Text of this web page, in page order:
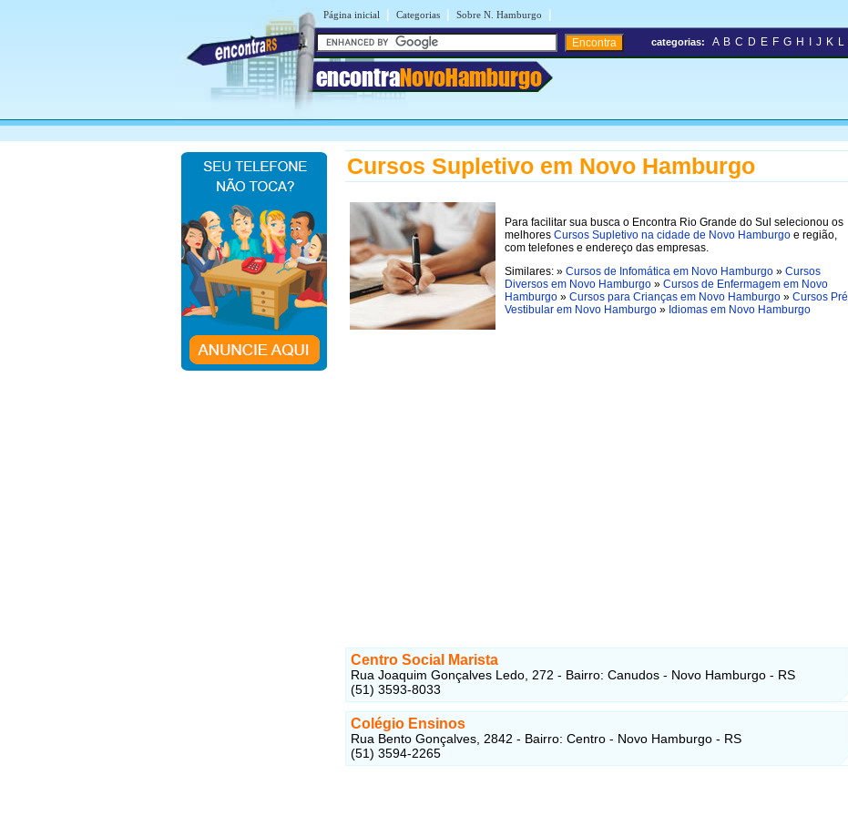
Página inicial | Categorias | Sobre N. Hamburgo |
encontraNovoHamburgo
categorias: A B C D E F G H J K L
Cursos Supletivo em Novo Hamburgo
Para facilitar sua busca o Encontra Rio Grande do Sul selecionou os
melhores Cursos Supletivo na cidade de Novo Hamburgo e região,
com telefones e endereço das empresas.
Similares: » Cursos de Infomática em Novo Hamburgo » Cursos
Diversos em Novo Hamburgo » Cursos de Enfermagem em Novo
Hamburgo » Cursos para Crianças em Novo Hamburgo » Cursos Pré
Vestibular em Novo Hamburgo » Idiomas em Novo Hamburgo
Centro Social Marista
Rua Joaquim Gonçalves Ledo, 272 - Bairro: Canudos - Novo Hamburgo - RS
(51) 3593-8033
Colégio Ensinos
Rua Bento Gonçalves, 2842 - Bairro: Centro - Novo Hamburgo - RS
(51) 3594-2265